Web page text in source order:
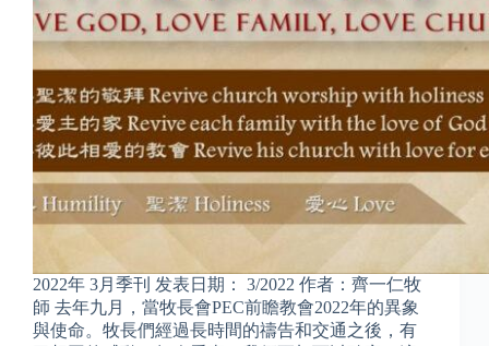
2022年 3月季刊 发表日期： 3/2022 作者：齊一仁牧
師 去年九月，當牧長會PEC前瞻教會2022年的異象
與使命。牧長們經過長時間的禱告和交通之後，有